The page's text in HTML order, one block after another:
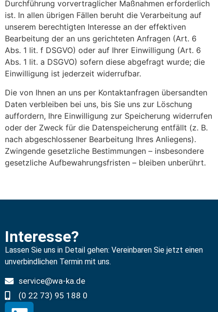
Durchführung vorvertraglicher Maßnahmen erforderlich
ist. In allen übrigen Fällen beruht die Verarbeitung auf
unserem berechtigten Interesse an der effektiven
Bearbeitung der an uns gerichteten Anfragen (Art. 6
Abs. 1 lit. f DSGVO) oder auf Ihrer Einwilligung (Art. 6
Abs. 1 lit. a DSGVO) sofern diese abgefragt wurde; die
Einwilligung ist jederzeit widerrufbar.
Die von Ihnen an uns per Kontaktanfragen übersandten
Daten verbleiben bei uns, bis Sie uns zur Löschung
auffordern, Ihre Einwilligung zur Speicherung widerrufen
oder der Zweck für die Datenspeicherung entfällt (z. B.
nach abgeschlossener Bearbeitung Ihres Anliegens).
Zwingende gesetzliche Bestimmungen – insbesondere
gesetzliche Aufbewahrungsfristen – bleiben unberührt.
Interesse?
Lassen Sie uns in Detail gehen: Vereinbaren Sie jetzt einen
unverbindlichen Termin mit uns.
service@wa-ka.de
(0 22 73) 95 188 0